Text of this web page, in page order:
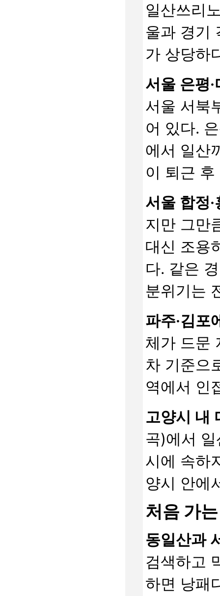
일산쓰리
울과 경기
가 상당하
서울 은평
서울 서북
어 있다.
에서 일산
이 퇴근
서울 합정
지만 그만
대신 조용
다. 같은
분위기는
파주·김포
체가 드문
차 기준으
역에서 인
고양시 내
곡)에서
시에 속하
양시 안에
처음 가
동일산과
검색하고
하면 낭패